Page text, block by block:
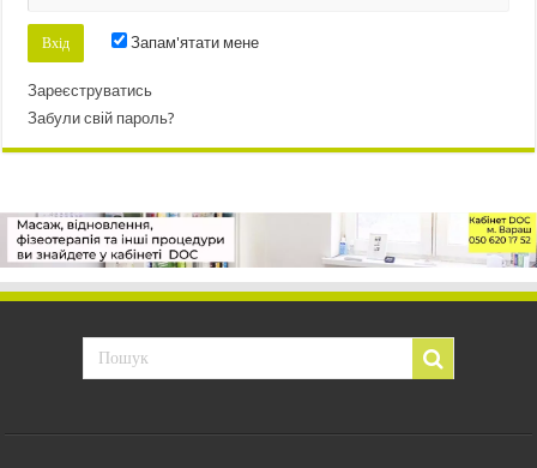
Запам'ятати мене
Зареєструватись
Забули свій пароль?